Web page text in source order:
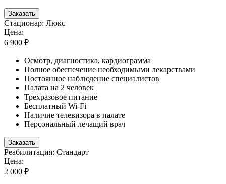
Заказать
Стационар: Люкс
Цена:
6 900 ₽
Осмотр, диагностика, кардиограмма
Полное обеспечение необходимыми лекарствами
Постоянное наблюдение специалистов
Палата на 2 человек
Трехразовое питание
Бесплатный Wi-Fi
Наличие телевизора в палате
Персональный лечащий врач
Заказать
Реабилитация: Стандарт
Цена:
2 000 ₽